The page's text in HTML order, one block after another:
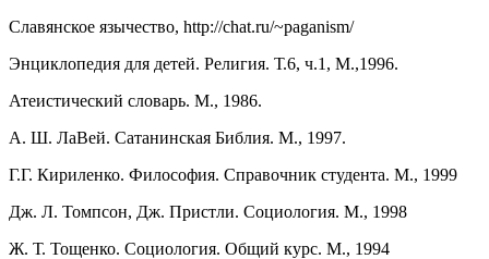
Славянское язычество, http://chat.ru/~paganism/
Энциклопедия для детей. Религия. Т.6, ч.1, М.,1996.
Атеистический словарь. М., 1986.
А. Ш. ЛаВей. Сатанинская Библия. М., 1997.
Г.Г. Кириленко. Философия. Справочник студента. М., 1999
Дж. Л. Томпсон, Дж. Пристли. Социология. М., 1998
Ж. Т. Тощенко. Социология. Общий курс. М., 1994